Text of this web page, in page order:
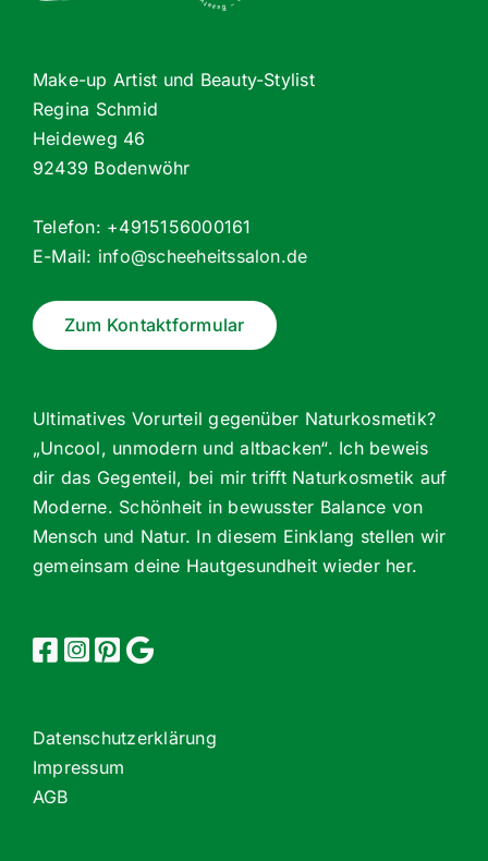
Make-up Artist und Beauty-Stylist
Regina Schmid
Heideweg 46
92439 Bodenwöhr
Telefon: +4915156000161
E-Mail: info@scheeheitssalon.de
Zum Kontaktformular
Ultimatives Vorurteil gegenüber Naturkosmetik?
„Uncool, unmodern und altbacken“. Ich beweis
dir das Gegenteil, bei mir trifft Naturkosmetik auf
Moderne. Schönheit in bewusster Balance von
Mensch und Natur. In diesem Einklang stellen wir
gemeinsam deine Hautgesundheit wieder her.
Datenschutzerklärung
Impressum
AGB